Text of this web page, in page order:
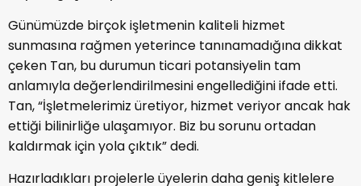
Günümüzde birçok işletmenin kaliteli hizmet
sunmasına rağmen yeterince tanınamadığına dikkat
çeken Tan, bu durumun ticari potansiyelin tam
anlamıyla değerlendirilmesini engellediğini ifade etti.
Tan, “İşletmelerimiz üretiyor, hizmet veriyor ancak hak
ettiği bilinirliğe ulaşamıyor. Biz bu sorunu ortadan
kaldırmak için yola çıktık” dedi.
Hazırladıkları projelerle üyelerin daha geniş kitlelere